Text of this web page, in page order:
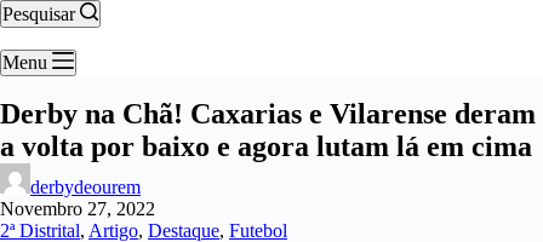
Pesquisar
Menu
Derby na Chã! Caxarias e Vilarense deram
a volta por baixo e agora lutam lá em cima
derbydeourem
Novembro 27, 2022
2ª Distrital, Artigo, Destaque, Futebol